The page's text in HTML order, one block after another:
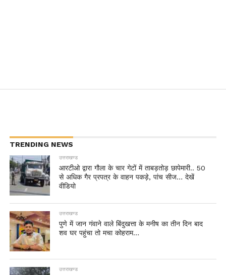
TRENDING NEWS
उत्तराखण्ड
आरटीओ द्वारा गौला के चार गेटों में ताबड़तोड़ छापेमारी.. 50
से अधिक गैर प्रपत्र के वाहन पकड़े, पांच सीज… देखें
वीडियो
उत्तराखण्ड
पुणे में जान गंवाने वाले बिंदुखत्ता के मनीष का तीन दिन बाद
शव घर पहुंचा तो मचा कोहराम…
उत्तराखण्ड